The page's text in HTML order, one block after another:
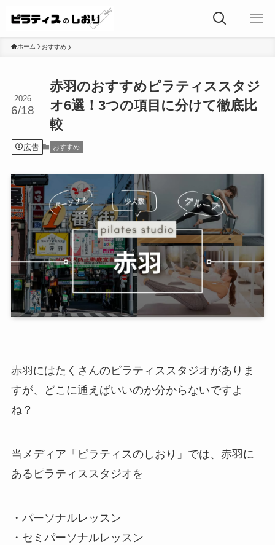
ホーム おすすめ
赤羽のおすすめピラティススタジ
オ6選！3つの項目に分けて徹底比
較
2026
6/18
広告 おすすめ
赤羽にはたくさんのピラティススタジオがありま
すが、どこに通えばいいのか分からないですよ
ね？
当メディア「ピラティスのしおり」では、赤羽に
あるピラティススタジオを
・パーソナルレッスン
・セミパーソナルレッスン